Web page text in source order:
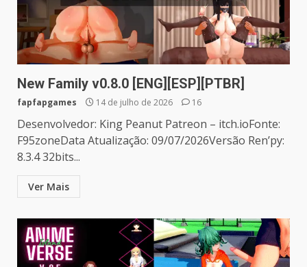
New Family v0.8.0 [ENG][ESP][PTBR]
fapfapgames 14 de julho de 2026 16
Desenvolvedor: King Peanut Patreon – itch.ioFonte:
F95zoneData Atualização: 09/07/2026Versão Ren’py:
8.3.4 32bits...
Ver Mais